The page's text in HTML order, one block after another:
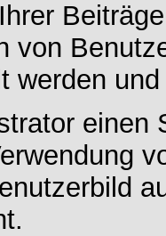
von
werden
einen